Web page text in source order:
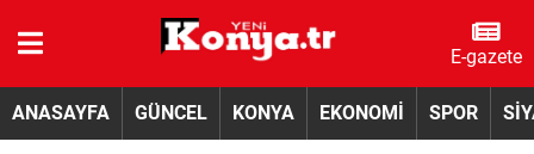
E-gazete
ANASAYFA GÜNCEL KONYA EKONOMİ SPOR